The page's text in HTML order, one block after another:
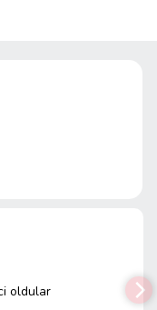
oldular